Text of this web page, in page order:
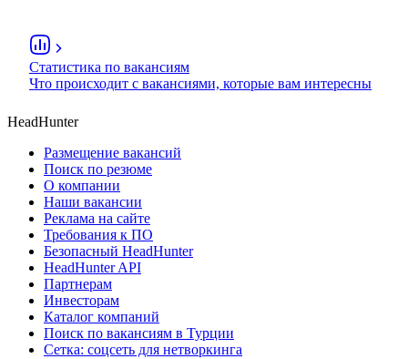
Статистика по вакансиям
Что происходит с вакансиями, которые вам интересны
HeadHunter
Размещение вакансий
Поиск по резюме
О компании
Наши вакансии
Реклама на сайте
Требования к ПО
Безопасный HeadHunter
HeadHunter API
Партнерам
Инвесторам
Каталог компаний
Поиск по вакансиям в Турции
Сетка: соцсеть для нетворкинга